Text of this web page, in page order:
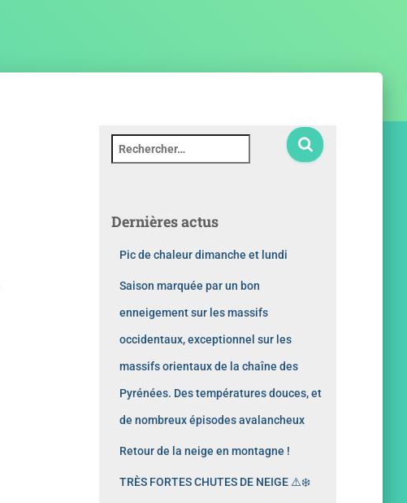
Dernières actus
Pic de chaleur dimanche et lundi
Saison marquée par un bon
enneigement sur les massifs
occidentaux, exceptionnel sur les
massifs orientaux de la chaîne des
Pyrénées. Des températures douces, et
de nombreux épisodes avalancheux
Retour de la neige en montagne !
TRÈS FORTES CHUTES DE NEIGE ⚠️❄️